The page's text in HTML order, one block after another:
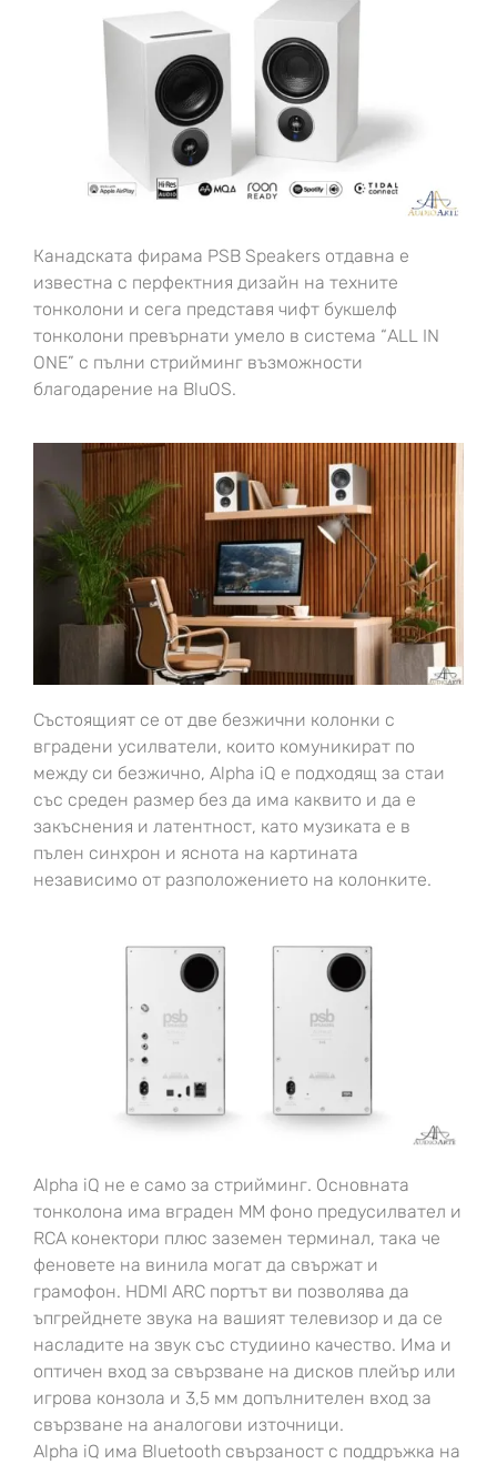
Канадската фирама PSB Speakers отдавна е
известна с перфектния дизайн на техните
тонколони и сега представя чифт букшелф
тонколони превърнати умело в система “ALL IN
ONE” с пълни стрийминг възможности
благодарение на BluOS.
Състоящият се от две безжични колонки с
вградени усилватели, които комуникират по
между си безжично, Alpha iQ е подходящ за стаи
със среден размер без да има каквито и да е
закъснения и латентност, като музиката е в
пълен синхрон и яснота на картината
независимо от разположението на колонките.
Alpha iQ не е само за стрийминг. Основната
тонколона има вграден MM фоно предусилвател и
RCA конектори плюс заземен терминал, така че
феновете на винила могат да свържат и
грамофон. HDMI ARC портът ви позволява да
ъпгрейднете звука на вашият телевизор и да се
насладите на звук със студиино качество. Има и
оптичен вход за свързване на дисков плейър или
игрова конзола и 3,5 мм допълнителен вход за
свързване на аналогови източници.
Alpha iQ има Bluetooth свързаност с поддръжка на